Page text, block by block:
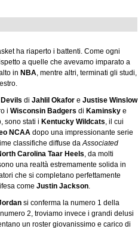
ha riaperto i battenti. Come ogni
a quelle che avevamo imparato a
in NBA, mentre altri, terminati gli studi,
di Jahlil Okafor e Justise Winslow
i Wisconsin Badgers di Kaminsky e
sono stati i Kentucky Wildcats, il cui
NCAA dopo una impressionante serie
classifiche diffuse daAssociated
Carolina Taar Heels, da molti
una realtà estremamente solida in
che si completano perfettamente
come Justin Jackson.
si conferma la numero 1 della
2, troviamo invece i grandi delusi
un roster giovanissimo e carico di